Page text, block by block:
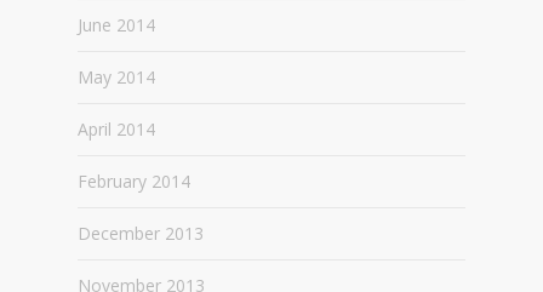
June 2014
May 2014
April 2014
February 2014
December 2013
November 2013